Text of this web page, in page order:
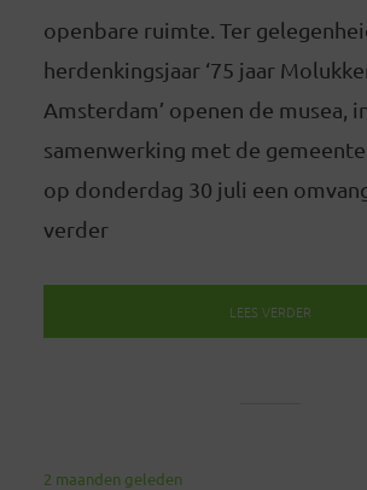
openbare ruimte. Ter
herdenkingsjaar ‘75 jaar
Amsterdam’ openen de musea,
samenwerking met de
op donderdag 30 juli een
verder
LEES VERDER
2 maanden geleden